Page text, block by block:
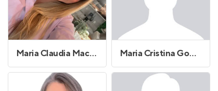
Maria Claudia Macedo da Silva Maria Cristina Gomes Gurgem